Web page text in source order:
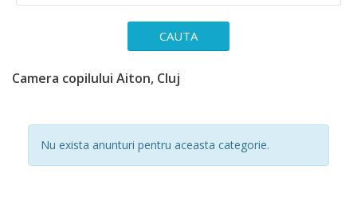
CAUTA
Camera copilului Aiton, Cluj
Nu exista anunturi pentru aceasta categorie.